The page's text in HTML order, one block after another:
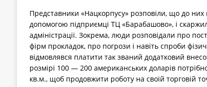
Представники «Нацкорпусу» розповіли, що до них
допомогою підприємці ТЦ «Барабашово», і
адміністрації. Зокрема, люди розповідали про
фірм прокладок, про погрози і навіть спроби
відмовлявся платити так званий додатковий
розмірі 100 — 200 американських доларів
кв.м., щоб продовжити роботу на своїй торговій